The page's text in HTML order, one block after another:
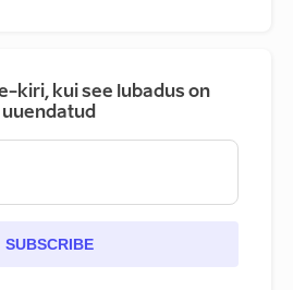
kiri, kui see lubadus on
uuendatud
SUBSCRIBE